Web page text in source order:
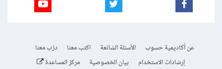
عن أكاديمية حسوب الأسئلة الشائعة اكتب معنا
درّب معنا
إرشادات الاستخدام
بيان الخصوصية مركز المساعدة